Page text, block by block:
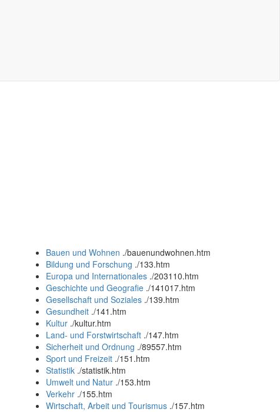
Bauen und Wohnen ./bauenundwohnen.htm
Bildung und Forschung ./133.htm
Europa und Internationales ./203110.htm
Geschichte und Geografie ./141017.htm
Gesellschaft und Soziales ./139.htm
Gesundheit ./141.htm
Kultur ./kultur.htm
Land- und Forstwirtschaft ./147.htm
Sicherheit und Ordnung ./89557.htm
Sport und Freizeit ./151.htm
Statistik ./statistik.htm
Umwelt und Natur ./153.htm
Verkehr ./155.htm
Wirtschaft, Arbeit und Tourismus ./157.htm